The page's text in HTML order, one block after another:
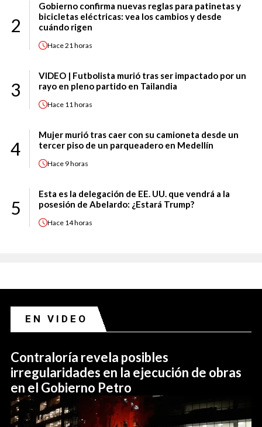
2
Gobierno confirma nuevas reglas para patinetas y
bicicletas eléctricas: vea los cambios y desde
cuándo rigen
Hace21 horas
3
VIDEO | Futbolista murió tras ser impactado por un
rayo en pleno partido en Tailandia
Hace 11 horas
4
Mujer murió tras caer con su camioneta desde un
tercer piso de un parqueadero en Medellín
Hace 9 horas
5
Esta es la delegación de EE. UU. que vendrá a la
posesión de Abelardo: ¿Estará Trump?
Hace 14 horas
EN VIDEO
Contraloría revela posibles
irregularidades en la ejecución de obras
en el Gobierno Petro